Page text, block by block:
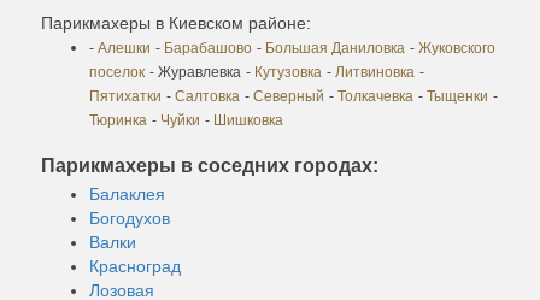
Парикмахеры в Киевском районе:
- Алешки - Барабашово - Большая Даниловка - Жуковского
поселок - Журавлевка - Кутузовка - Литвиновка -
Пятихатки - Салтовка - Северный - Толкачевка - Тыщенки -
Тюринка - Чуйки - Шишковка
Парикмахеры в соседних городах:
Балаклея
Богодухов
Валки
Красноград
Лозовая